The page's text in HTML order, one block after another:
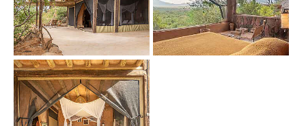
Show larger version